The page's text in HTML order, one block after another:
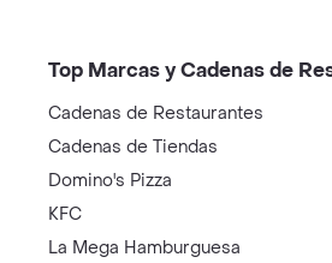
Top Marcas y Cadenas de
Cadenas de Restaurantes
Cadenas de Tiendas
Domino's Pizza
KFC
La Mega Hamburguesa